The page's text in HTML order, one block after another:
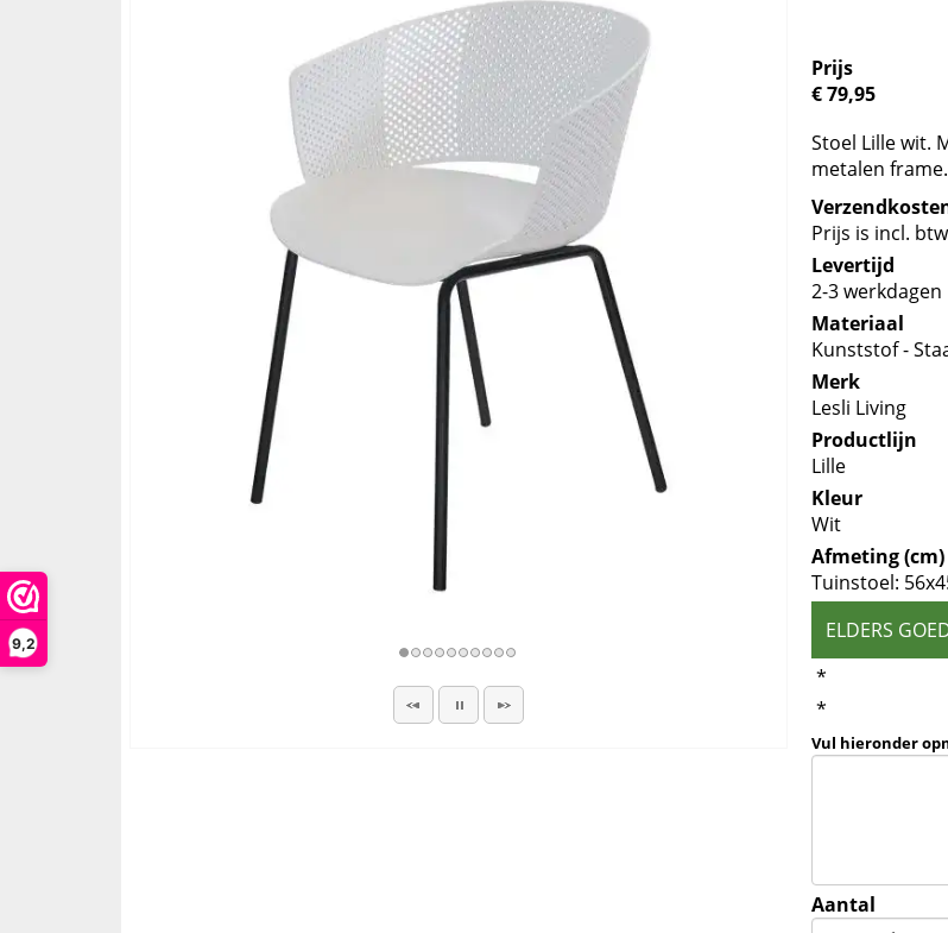
9,2
Prijs
€ 79,95
Stoel Lille wit.
metalen
Prijs is incl.
Levertijd
2-3 werkdagen
Materiaal
Kunststof -
Merk
Lesli Living
Productlijn
Lille
Kleur
Wit
Afmeting (cm)
Tuinstoel:
ELDERS
*
*
Vul hieronder
Aantal